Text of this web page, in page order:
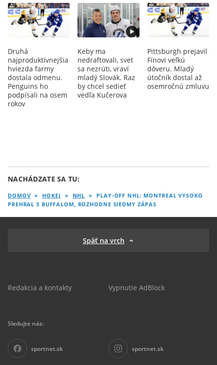
Druhá
najproduktívnejšia
hviezda farmy
dostala odmenu.
Penguins ho
podpísali na osem
rokov
Keby ma
nedraftovali, svet
sa nezrúti, vraví
mladý Slovák. Raz
by chcel sedieť
vedľa Kučerova
Pittsburgh prejavil
Fínovi veľkú
dôveru. Mladý
útočník dostal až
osemročnú zmluvu
NACHÁDZATE SA TU:
DOMOV » HOKEJ » NHL »
PLAY-OFF NHL: MONTREAL VYSOKO
PREHRAL S BUFFALOM, ROZHODNE SIEDMY ZÁPAS
Späť na vrch
Redakcia a kontakty Vypnutie AdBlock
Sledujte nás:
sportnet.sk sportnet.sk